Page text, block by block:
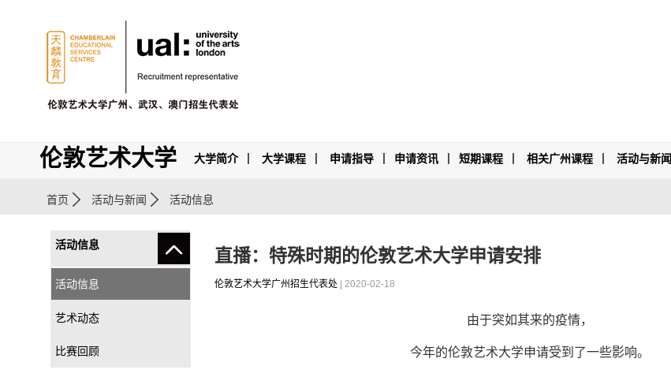
大学简介 大学课程 申请指导 申请资讯 短期课程 相关广州课程 活动与新闻
伦敦艺术大学
首页 活动与新闻 活动信息
活动信息
活动信息
艺术动态
比赛回顾
直播：特殊时期的伦敦艺术大学申请安排
伦敦艺术大学广州招生代表处 | 2020-02-18
由于突如其来的疫情，
今年的伦敦艺术大学申请受到了一些影响。